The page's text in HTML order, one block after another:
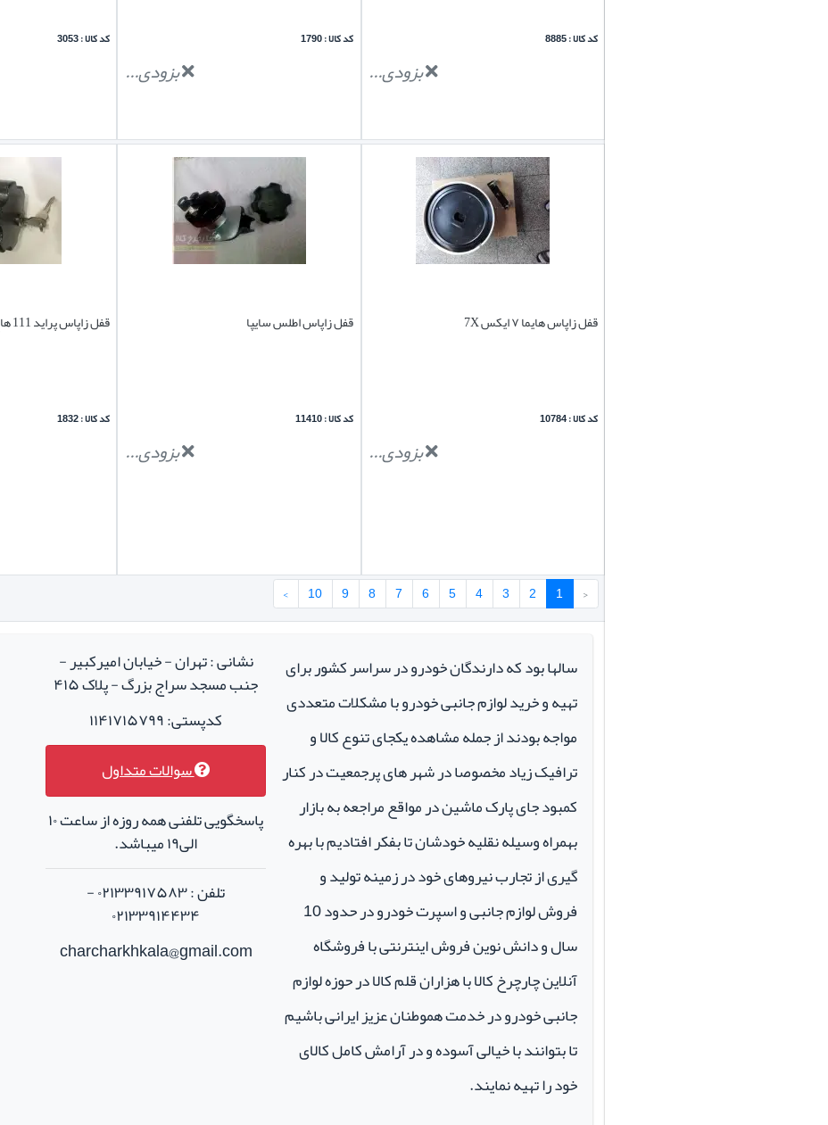
کد کالا : 8885
بزودی...
کد کالا : 1790
بزودی...
کد کالا : 3053
قفل زاپاس هایما ۷ ایکس 7X
کد کالا : 10784
بزودی...
قفل زاپاس اطلس سایپا
کد کالا : 11410
بزودی...
قفل زاپاس پراید 111 هاچ بک
کد کالا : 1832
‹
1
2
3
4
5
6
7
8
9
10
›
سالها بود که دارندگان خودرو در سراسر کشور برای
تهیه و خرید لوازم جانبی خودرو با مشکلات متعددی
مواجه بودند از جمله مشاهده یکجای تنوع کالا و
ترافیک زیاد مخصوصا در شهر های پرجمعیت در کنار
کمبود جای پارک ماشین در مواقع مراجعه به بازار
بهمراه وسیله نقلیه خودشان تا بفکر افتادیم با بهره
گیری از تجارب نیروهای خود در زمینه تولید و
فروش لوازم جانبی و اسپرت خودرو در حدود 10
سال و دانش نوین فروش اینترنتی با فروشگاه
آنلاین چارچرخ کالا با هزاران قلم کالا در حوزه لوازم
جانبی خودرو در خدمت هموطنان عزیز ایرانی باشیم
تا بتوانند با خیالی آسوده و در آرامش کامل کالای
خود را تهیه نمایند.
نشانی : تهران - خیابان امیرکبیر -
جنب مسجد سراج بزرگ - پلاک ۴۱۵
کدپستی: ۱۱۴۱۷۱۵۷۹۹
سوالات متداول
پاسخگویی تلفنی همه روزه از ساعت ۱۰
الی۱۹ میباشد.
تلفن : ۰۲۱۳۳۹۱۷۵۸۳ -
۰۲۱۳۳۹۱۴۴۳۴
charcharkhkala@gmail.com